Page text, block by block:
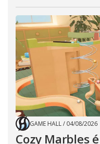
GAME HALL/ 04/08/2026
Cozy Marbles